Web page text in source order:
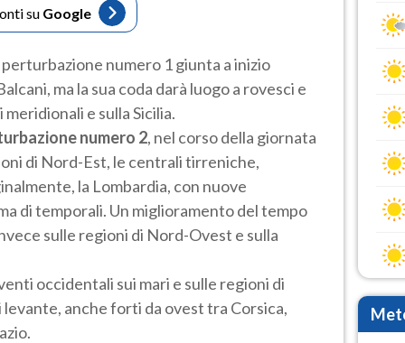
su Google
numero 1 giunta a inizio
ma la sua coda darà luogo a rovesci e
e sulla Sicilia.
numero 2, nel corso della giornata
di Nord-Est, le centrali tirreniche,
la Lombardia, con nuove
di temporali. Un miglioramento del tempo
sulle regioni di Nord-Ovest e sulla
occidentali sui mari e sulle regioni di
anche forti da ovest tra Corsica,